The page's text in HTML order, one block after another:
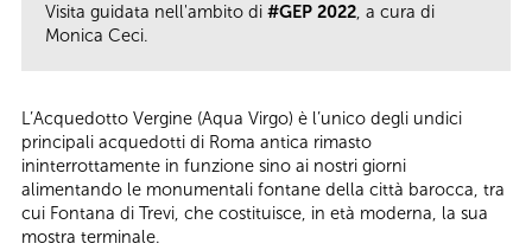
Visita guidata nell'ambito di #GEP 2022, a cura di
Monica Ceci.
L’Acquedotto Vergine (Aqua Virgo) è l’unico degli undici
principali acquedotti di Roma antica rimasto
ininterrottamente in funzione sino ai nostri giorni
alimentando le monumentali fontane della città barocca, tra
cui Fontana di Trevi, che costituisce, in età moderna, la sua
mostra terminale.